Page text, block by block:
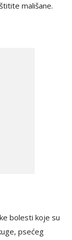
mališane.
bolesti koje su
psećeg